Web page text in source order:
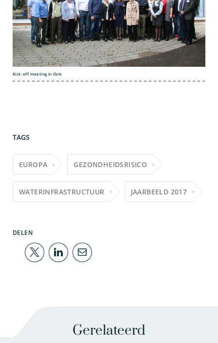
Kick-off meeting in Oslo
TAGS
EUROPA GEZONDHEIDSRISICO
WATERINFRASTRUCTUUR JAARBEELD 2017
DELEN
Gerelateerd